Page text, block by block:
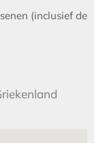
(inclusief de